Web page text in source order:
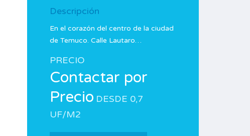
Descripción
En el corazón del centro de la ciudad
de Temuco. Calle Lautaro…
PRECIO
Contactar por
Precio DESDE 0,7
UF/M2